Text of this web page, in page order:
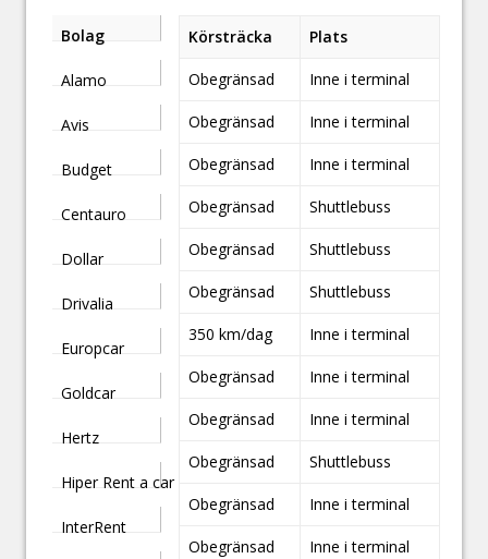
Bolag Körsträcka Plats
Alamo Obegränsad Inne i terminal
Avis Obegränsad Inne i terminal
Budget Obegränsad Inne i terminal
Centauro Obegränsad Shuttlebuss
Dollar Obegränsad Shuttlebuss
Drivalia
Obegränsad Shuttlebuss
Europcar
350 km/dag Inne i terminal
Goldcar
Obegränsad Inne i terminal
Hertz
Obegränsad Inne i terminal
Hiper Rent a car
Obegränsad Shuttlebuss
InterRent
Obegränsad Inne i terminal
Obegränsad Inne i terminal